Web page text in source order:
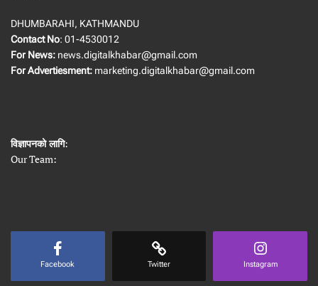
DHUMBARAHI, KATHMANDU
Contact No: 01-4530012
For News: news.digitalkhabar@gmail.com
For Advertiesment: marketing.digitalkhabar@gmail.com
विज्ञापनको लागि:
Our Team:
Facebook Twitter Instagram